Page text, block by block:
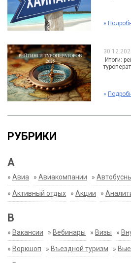
»
Итоги:
»
РУБРИКИ
А
» Авиа » Авиакомпании »
» Активный отдых » Акции »
В
» Вакансии » Вебинары » Визы »
» Воркшоп » Въездной туризм »